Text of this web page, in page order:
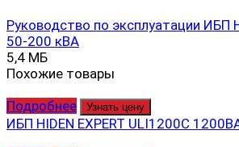
Руководство по эксплуатации ИБП
50-200 кВА
5,4 МБ
Похожие товары
Подробнее
Узнать цену
ИБП HIDEN EXPERT ULI1200C